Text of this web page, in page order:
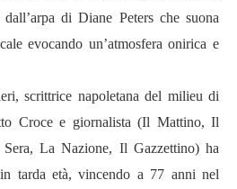
di Diane Peters che suona
evocando un’atmosfera onirica e
scrittrice napoletana del milieu di
Croce e giornalista (Il Mattino, Il
La Nazione, Il Gazzettino) ha
tarda età, vincendo a 77 anni nel